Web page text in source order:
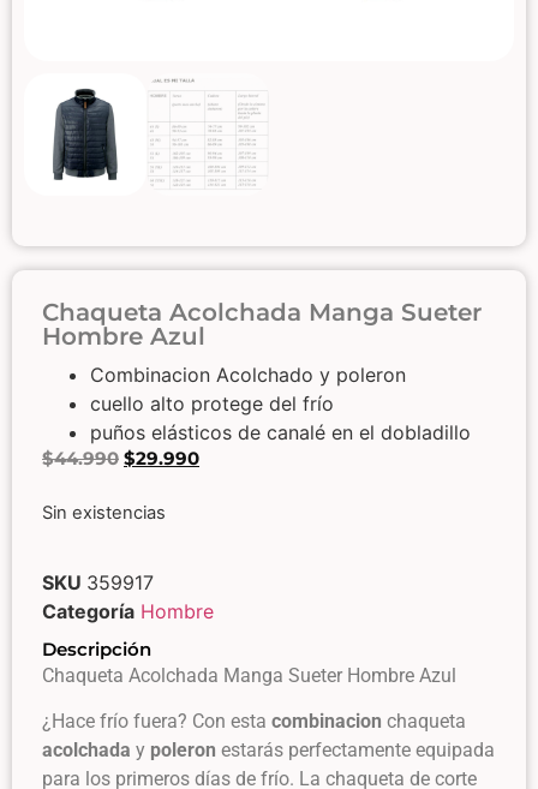
Chaqueta Acolchada Manga Sueter
Hombre Azul
Combinacion Acolchado y poleron
cuello alto protege del frío
puños elásticos de canalé en el dobladillo
$44.990 $29.990
Sin existencias
SKU 359917
Categoría Hombre
Descripción
Chaqueta Acolchada Manga Sueter Hombre Azul
¿Hace frío fuera? Con esta combinacion chaqueta
acolchada y poleron estarás perfectamente equipada
para los primeros días de frío. La chaqueta de corte